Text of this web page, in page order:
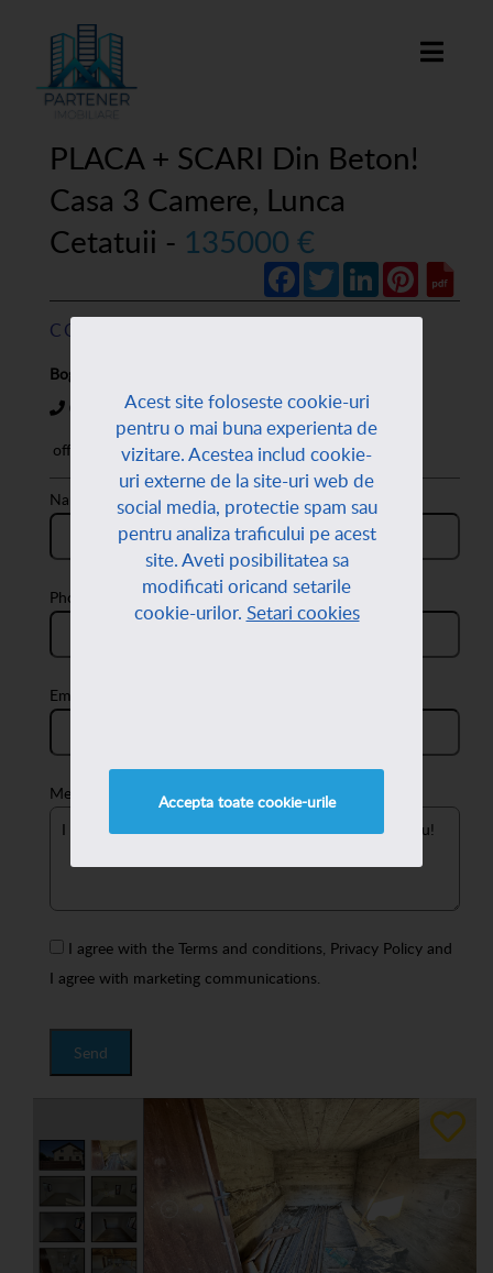
Acest site foloseste cookie-uri
pentru o mai buna experienta de
vizitare. Acestea includ cookie-
uri externe de la site-uri web de
social media, protectie spam sau
pentru analiza traficului pe acest
site. Aveti posibilitatea sa
modificati oricand setarile
cookie-urilor. Setari cookies
Accepta toate cookie-urile
PLACA + SCARI Din Beton!
Casa 3 Camere, Lunca
Cetatuii - 135000 €
FacebookTwitterLinkedInPinterest
CONTACT AGENT:
Bogdan Leonte
0720899810
office@partener-imobiliare.ro
Name:
Phone:
Email:
Message:
I agree with the Terms and conditions, Privacy Policy and
I agree with marketing communications.
Send